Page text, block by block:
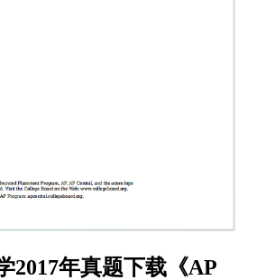
2017年真题下载《AP